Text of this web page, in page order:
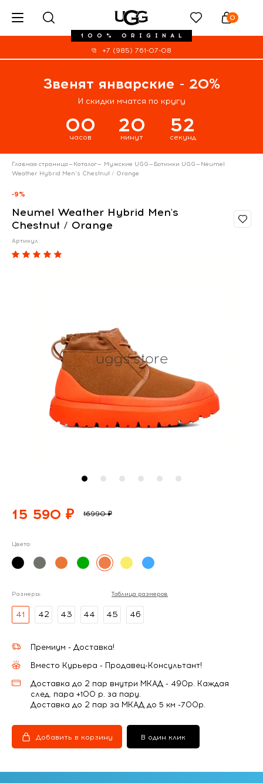
100% ORIGINAL
0
+7 (985) 761-07-08
Звенят январские - 20%
И скидки мчатся по кругу
00
часов
20
минут
52
секунд
Главная страница— Каталог— Мужские UGG— Ботинки UGG— Neumel
Weather Hybrid Men's Chestnut / Orange
-9%
Neumel Weather Hybrid Men's
Chestnut / Orange
Артикул:
15 590 ₽ 16990 ₽
Цвета:
Размеры: Таблица размеров
41 42 43 44 45 46
Премиум - Доставка!
Вместо Курьера - Продавец-Консультант!
Доставка до 2 пар внутри МКАД - 490р. Каждая
след. пара +100 р. за пару.
Доставка до 2 пар за МКАД до 5 км -700р.
Добавить в корзину В один клик